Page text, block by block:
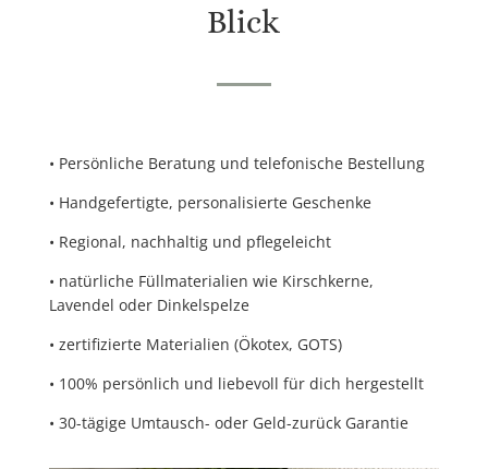
Blick
• Persönliche Beratungund telefonische Bestellung
• Handgefertigte, personalisierte Geschenke
• Regional, nachhaltigund pflegeleicht
• natürliche Füllmaterialien wie Kirschkerne,
Lavendel oder Dinkelspelze
• zertifizierte Materialien (Ökotex, GOTS)
• 100% persönlich und liebevoll für dich hergestellt
• 30-tägige Umtausch- oder Geld-zurück Garantie